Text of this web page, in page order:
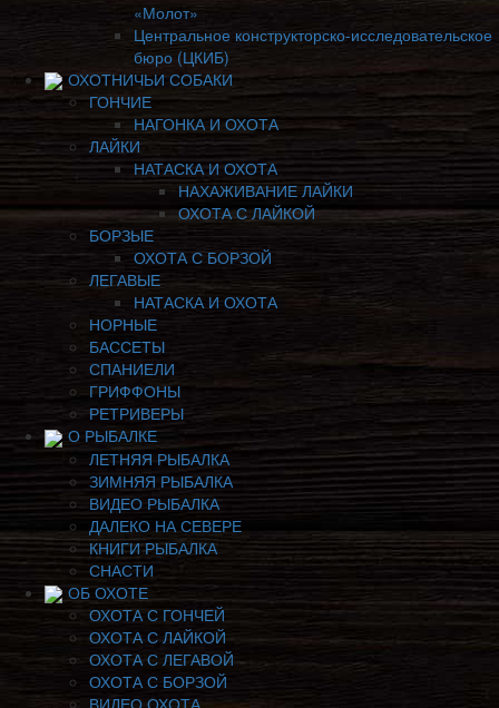
«Молот»
Центральное конструкторско-исследовательское
бюро (ЦКИБ)
ОХОТНИЧЬИ СОБАКИ
ГОНЧИЕ
НАГОНКА И ОХОТА
ЛАЙКИ
НАТАСКА И ОХОТА
НАХАЖИВАНИЕ ЛАЙКИ
ОХОТА С ЛАЙКОЙ
БОРЗЫЕ
ОХОТА С БОРЗОЙ
ЛЕГАВЫЕ
НАТАСКА И ОХОТА
НОРНЫЕ
БАССЕТЫ
СПАНИЕЛИ
ГРИФФОНЫ
РЕТРИВЕРЫ
О РЫБАЛКЕ
ЛЕТНЯЯ РЫБАЛКА
ЗИМНЯЯ РЫБАЛКА
ВИДЕО РЫБАЛКА
ДАЛЕКО НА СЕВЕРЕ
КНИГИ РЫБАЛКА
СНАСТИ
ОБ ОХОТЕ
ОХОТА С ГОНЧЕЙ
ОХОТА С ЛАЙКОЙ
ОХОТА С ЛЕГАВОЙ
ОХОТА С БОРЗОЙ
ВИДЕО ОХОТА